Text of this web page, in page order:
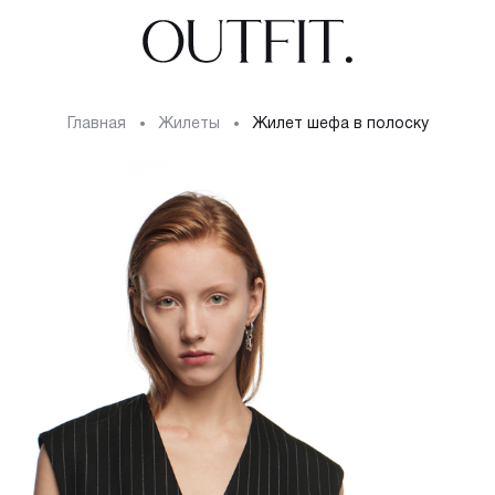
Главная жилеты Жилет шефа в полоску